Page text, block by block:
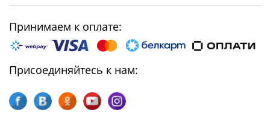
Принимаем к оплате:
Присоединяйтесь к нам: